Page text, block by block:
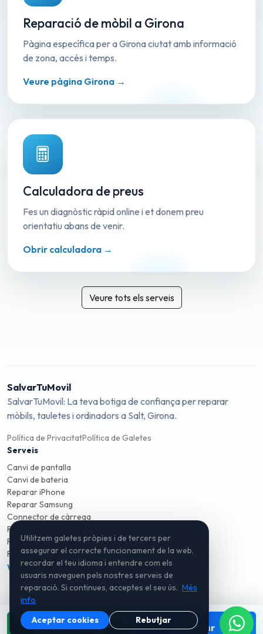
Reparació de mòbil a Girona
Pàgina específica per a Girona ciutat amb informació
de zona, accés i temps.
Veure pàgina Girona →
Calculadora de preus
Fes un diagnòstic ràpid online i et donem preu
orientatiu abans de venir.
Obrir calculadora →
Veure tots els serveis
WhatsApp Trucar
SalvarTuMovil
SalvarTuMovil: La teva botiga de confiança per reparar
mòbils, tauletes i ordinadors a Salt, Girona.
Política de PrivacitatPolítica de Galetes
Serveis
Canvi de pantalla
Canvi de bateria
Reparar iPhone
Reparar Samsung
Connector de càrrega
Reparació mòbils Salt
Reparació mòbils Girona
Reparació ordinadors
WhatsApp Instagram TikTok
Utilitzem galetes pròpies i de tercers per
assegurar el correcte funcionament de la web,
recordar el teu idioma i entendre com els
usuaris naveguen pels nostres serveis de
reparació. Si continues, acceptes el seu ús. Més
info
Aceptar cookies
Rebutjar